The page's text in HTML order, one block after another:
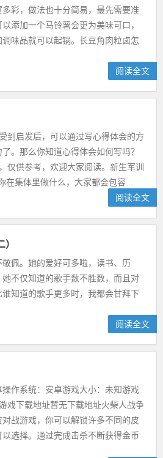
彩，做法也十分简易，最先需要准
添加一个马铃薯会更为美味可口，
味品就可以起锅。长豆角肉粒卤怎
阅读全文
到启发后，可以通过写心得体会的方
。那么你知道心得体会如何写吗？
仅供参考，欢迎大家阅读。新生军训
集体里做什么，大家都会包容...
阅读全文
佩。她的爱好可多啦，读书、历
不仅知道的歌手数不胜数，而且对
知道的歌手更多时，我都会甘拜下
阅读全文
作系统：安卓游戏大小：未知游戏
戏下载地址暂无下载地址火柴人战争
战游戏，你可以解锁许多不同的皮
选择。通过完成击杀不断获得金币